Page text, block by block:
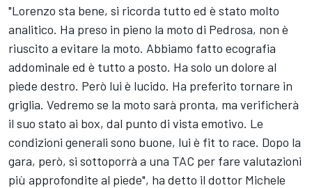
"Lorenzo sta bene, si ricorda tutto ed è stato molto
analitico. Ha preso in pieno la moto di Pedrosa, non è
riuscito a evitare la moto. Abbiamo fatto ecografia
addominale ed è tutto a posto. Ha solo un dolore al
piede destro. Però lui è lucido. Ha preferito tornare in
griglia. Vedremo se la moto sarà pronta, ma verificherà
il suo stato ai box, dal punto di vista emotivo. Le
condizioni generali sono buone, lui è fit to race. Dopo la
gara, però, si sottoporrà a una TAC per fare valutazioni
più approfondite al piede", ha detto il dottor Michele